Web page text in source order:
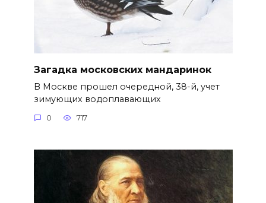
Загадка московских мандаринок
В Москве прошел очередной, 38-й, учет
зимующих водоплавающих
0 717